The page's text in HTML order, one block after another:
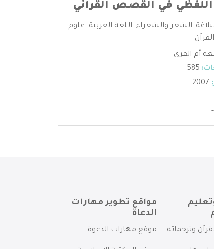
اللفظي في القصص القرآني
, الشعر والشعراء, اللغة العربية, علوم
أم القرى
وترجماته
مواقع تطوير مهارات
الدعاة
موقع مهارات الدعوة